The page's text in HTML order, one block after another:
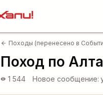
arrow_back Походы (перенесено в
Поход по
visibility 1 544 Новое сообщение: